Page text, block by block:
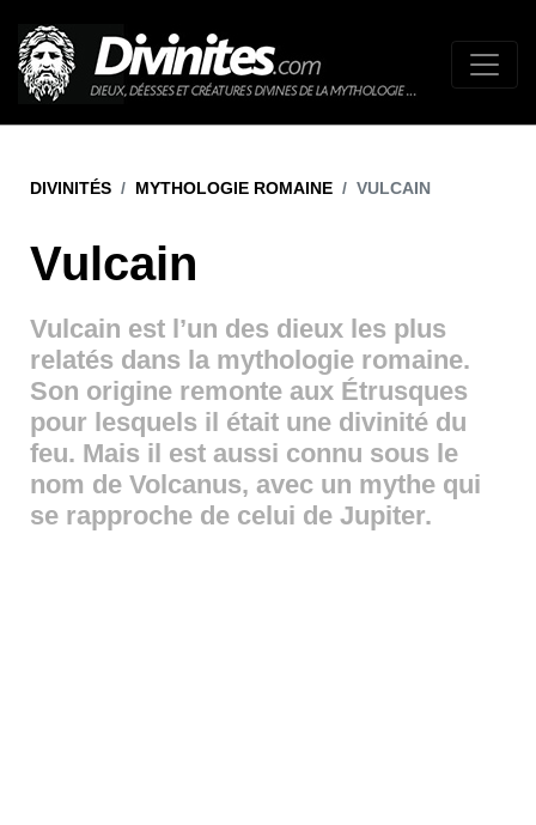
DIVINITÉS MYTHOLOGIE ROMAINE VULCAIN
Vulcain
Vulcain est l’un des dieux les plus
relatés dans la mythologie romaine.
Son origine remonte aux Étrusques
pour lesquels il était une divinité du
feu. Mais il est aussi connu sous le
nom de Volcanus, avec un mythe qui
se rapproche de celui de Jupiter.